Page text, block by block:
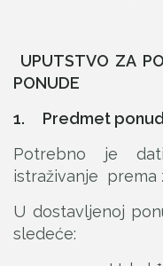
UPUTSTVO ZA
PONUDE
1. Predmet
Potrebno je
istraživanje prema
U dostavljenoj
sledeće: